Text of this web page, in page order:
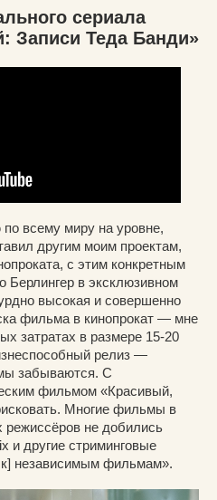
сериала
Записи Теда Банди»
всему миру на уровне,
другим моим проектам,
с этим конкретным
в эксклюзивном
высокая и совершенно
фильма в кинопрокат — мне
затратах в размере 15-20
релиз —
забываются. С
фильмом «Красивый,
Многие фильмы в
режиссёров не добились
и другие стриминговые
независимым фильмам».